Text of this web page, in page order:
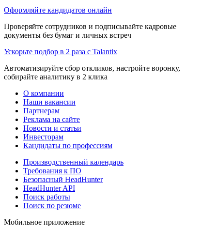
Оформляйте кандидатов онлайн
Проверяйте сотрудников и подписывайте кадровые
документы без бумаг и личных встреч
Ускорьте подбор в 2 раза с Talantix
Автоматизируйте сбор откликов, настройте воронку,
собирайте аналитику в 2 клика
О компании
Наши вакансии
Партнерам
Реклама на сайте
Новости и статьи
Инвесторам
Кандидаты по профессиям
Производственный календарь
Требования к ПО
Безопасный HeadHunter
HeadHunter API
Поиск работы
Поиск по резюме
Мобильное приложение